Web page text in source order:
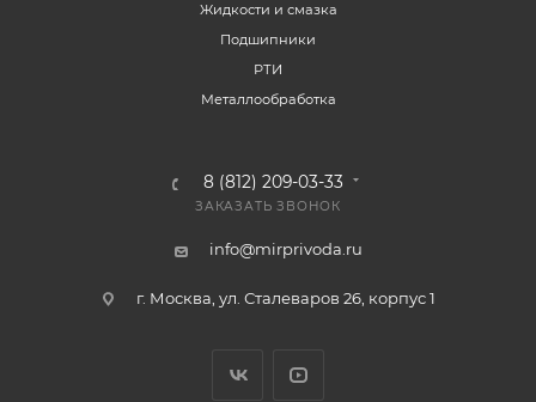
Жидкости и смазка
Подшипники
РТИ
Металлообработка
8 (812) 209-03-33
ЗАКАЗАТЬ ЗВОНОК
info@mirprivoda.ru
г. Москва, ул. Сталеваров 26, корпус 1